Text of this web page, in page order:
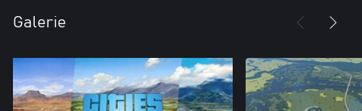
Galerie